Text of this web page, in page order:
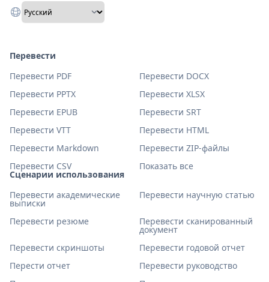
Сценарии использования
Перевести академические
выписки
Перевести научную статью
Перевести резюме Перевести сканированный
документ
Перевести скриншоты
Перевести годовой отчет
Перести отчет
Перевести руководство
Перевести
Перевести PDF
Перевести DOCX
Перевести PPTX
Перевести XLSX
Перевести EPUB
Перевести SRT
Перевести VTT
Перевести HTML
Перевести Markdown
Перевести ZIP-файлы
Перевести CSV
Показать все